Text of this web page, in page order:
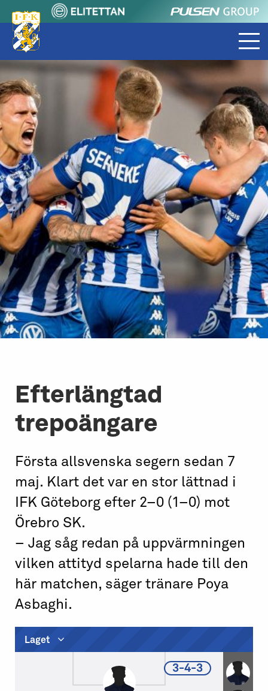
Efterlängtad
trepoängare
Första allsvenska segern sedan 7
maj. Klart det var en stor lättnad i
IFK Göteborg efter 2–0 (1–0) mot
Örebro SK.
– Jag såg redan på uppvärmningen
vilken attityd spelarna hade till den
här matchen, säger tränare Poya
Asbaghi.
Laget
3-4-3